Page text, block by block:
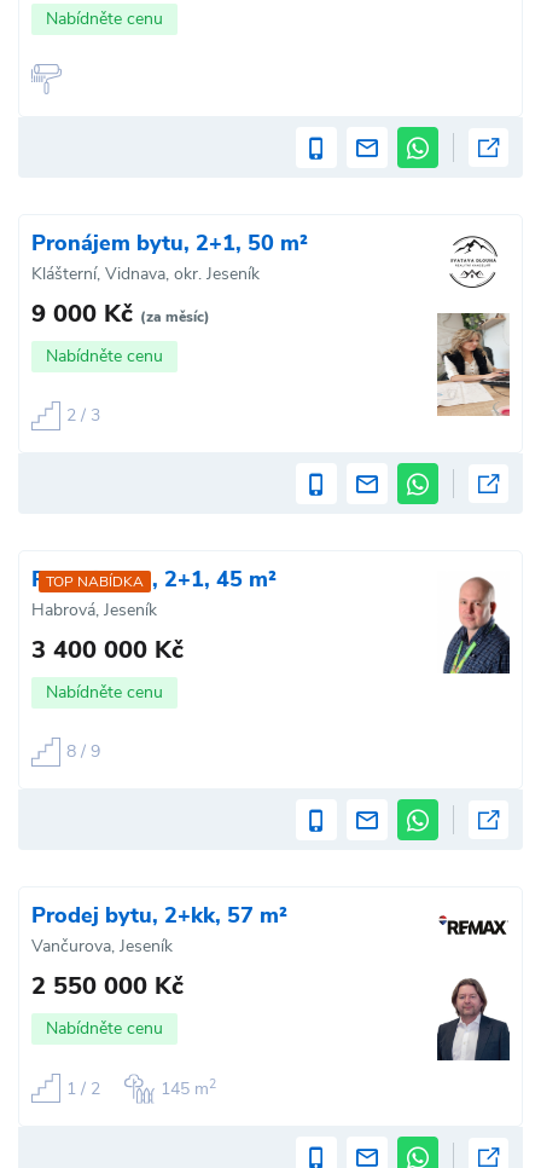
Nabídněte cenu
Pronájem bytu, 2+1, 50 m²
Klášterní, Vidnava, okr. Jeseník
9 000 Kč (za měsíc)
Nabídněte cenu
2 / 3
TOP NABÍDKA
Prodej bytu, 2+1, 45 m²
Habrová, Jeseník
3 400 000 Kč
Nabídněte cenu
8 / 9
Prodej bytu, 2+kk, 57 m²
Vančurova, Jeseník
2 550 000 Kč
Nabídněte cenu
1 / 2 145 m2